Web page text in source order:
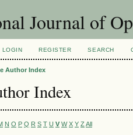
Journal of
LOGIN REGISTER SEARCH
Author Index
Index
N O P Q R S T U V W X Y Z All